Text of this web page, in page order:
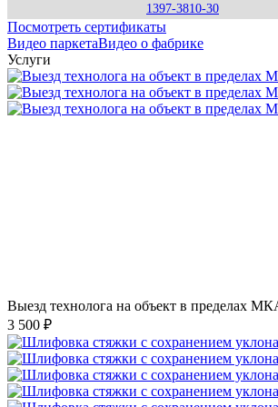
1397-3810-30
Посмотреть сертификаты
Видео паркетаВидео о фабрике
Услуги
Выезд технолога на объект в пределах
3 500 ₽